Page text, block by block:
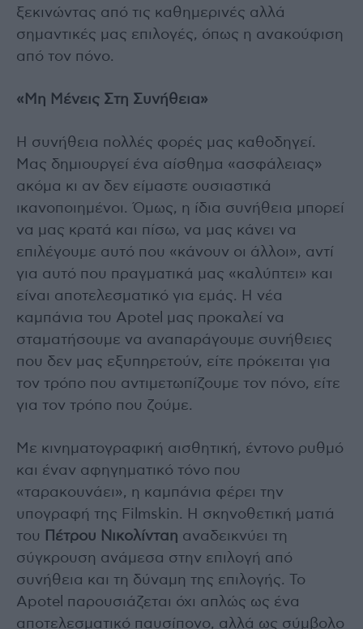
ξεκινώντας από τις καθημερινές αλλά
σημαντικές μας επιλογές, όπως η ανακούφιση
από τον πόνο.
«Μη Μένεις Στη Συνήθεια»
Η συνήθεια πολλές φορές μας καθοδηγεί.
Μας δημιουργεί ένα αίσθημα «ασφάλειας»
ακόμα κι αν δεν είμαστε ουσιαστικά
ικανοποιημένοι. Όμως, η ίδια συνήθεια μπορεί
να μας κρατά και πίσω, να μας κάνει να
επιλέγουμε αυτό που «κάνουν οι άλλοι», αντί
για αυτό που πραγματικά μας «καλύπτει» και
είναι αποτελεσματικό για εμάς. Η νέα
καμπάνια του Apotel μας προκαλεί να
σταματήσουμε να αναπαράγουμε συνήθειες
που δεν μας εξυπηρετούν, είτε πρόκειται για
τον τρόπο που αντιμετωπίζουμε τον πόνο, είτε
για τον τρόπο που ζούμε.
Με κινηματογραφική αισθητική, έντονο ρυθμό
και έναν αφηγηματικό τόνο που
«ταρακουνάει», η καμπάνια φέρει την
υπογραφή της Filmskin. Η σκηνοθετική ματιά
του
Πέτρου Νικολίνταη αναδεικνύει τη
σύγκρουση ανάμεσα στην επιλογή από
συνήθεια και τη δύναμη της επιλογής. Το
Apotel παρουσιάζεται όχι απλώς ως ένα
αποτελεσματικό παυσίπονο, αλλά ως σύμβολο